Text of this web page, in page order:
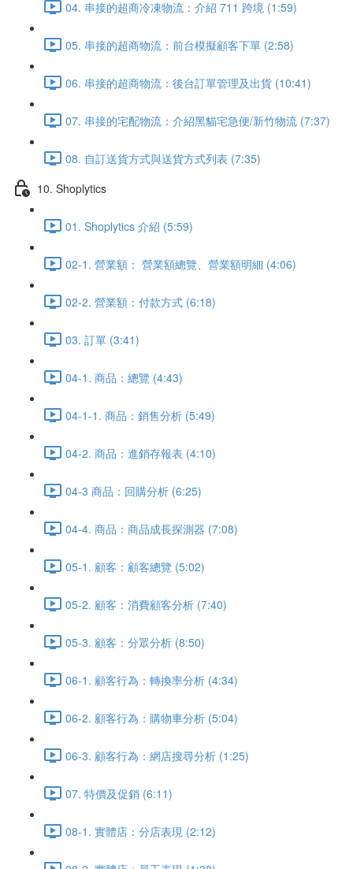
04. 串接的超商冷凍物流：介紹 711 跨境 (1:59)
05. 串接的超商物流：前台模擬顧客下單 (2:58)
06. 串接的超商物流：後台訂單管理及出貨 (10:41)
07. 串接的宅配物流：介紹黑貓宅急便/新竹物流 (7:37)
08. 自訂送貨方式與送貨方式列表 (7:35)
10. Shoplytics
01. Shoplytics 介紹 (5:59)
02-1. 營業額： 營業額總覽、營業額明細 (4:06)
02-2. 營業額：付款方式 (6:18)
03. 訂單 (3:41)
04-1. 商品：總覽 (4:43)
04-1-1. 商品：銷售分析 (5:49)
04-2. 商品：進銷存報表 (4:10)
04-3 商品：回購分析 (6:25)
04-4. 商品：商品成長探測器 (7:08)
05-1. 顧客：顧客總覽 (5:02)
05-2. 顧客：消費顧客分析 (7:40)
05-3. 顧客：分眾分析 (8:50)
06-1. 顧客行為：轉換率分析 (4:34)
06-2. 顧客行為：購物車分析 (5:04)
06-3. 顧客行為：網店搜尋分析 (1:25)
07. 特價及促銷 (6:11)
08-1. 實體店：分店表現 (2:12)